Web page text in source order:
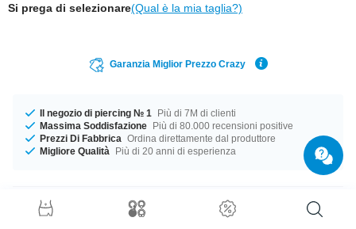
Si prega di selezionare(Qual è la mia taglia?)
Garanzia Miglior Prezzo Crazy
Il negozio di piercing № 1
Più di 7M di clienti
Massima Soddisfazione Più di 80.000 recensioni positive
Prezzi Di Fabbrica Ordina direttamente dal produttore
Migliore Qualità
Più di 20 anni di esperienza